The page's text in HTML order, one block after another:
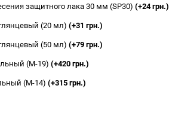
защитного лака 30 мм (SP30) (+24 грн.)
(20 мл) (+31 грн.)
(50 мл) (+79 грн.)
(М-19) (+420 грн.)
(М-14) (+315 грн.)